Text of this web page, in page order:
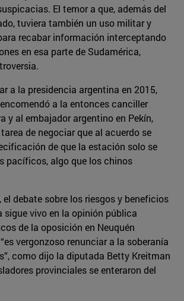
El temor a que, además del
tuviera también un uso militar y
recabar información interceptando
en esa parte de Sudamérica,
a la presidencia argentina en 2015,
a la entonces canciller
y al embajador argentino en Pekín,
de negociar que al acuerdo se
de que la estación solo se
pacíficos, algo que los chinos
el debate sobre los riesgos y beneficios
sigue vivo en la opinión pública
de la oposición en Neuquén
vergonzoso renunciar a la soberanía
como dijo la diputada Betty Kreitman
provinciales se enteraron del